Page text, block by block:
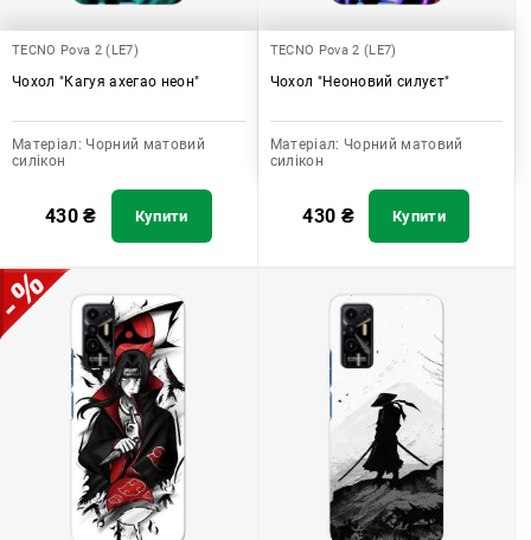
TECNO Pova 2 (LE7)
Чохол "Кагуя ахегао неон"
Матеріал: Чорний матовий
силікон
430₴ Купити
TECNO Pova 2 (LE7)
Чохол "Неоновий силуєт"
Матеріал: Чорний матовий
силікон
430 ₴ Купити